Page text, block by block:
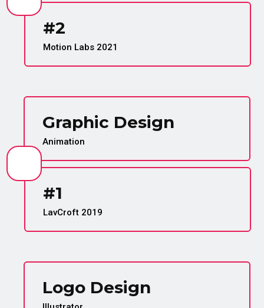
#2
Motion Labs 2021
Graphic Design
Animation
#1
LavCroft 2019
Logo Design